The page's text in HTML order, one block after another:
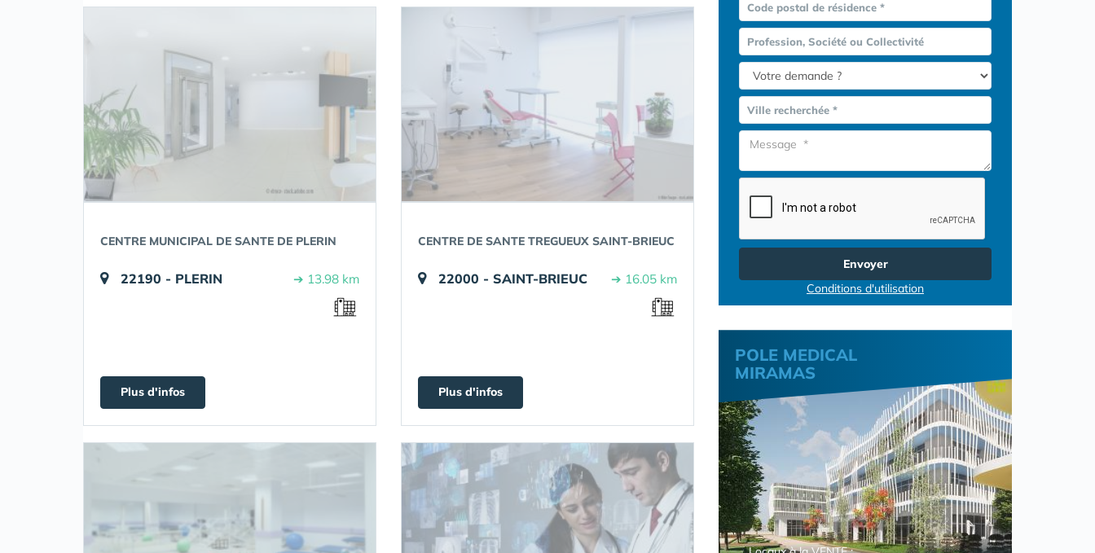
CENTRE MUNICIPAL DE SANTE DE PLERIN
22190 - PLERIN ➔ 13.98 km
Plus d'infos
CENTRE DE SANTE TREGUEUX SAINT-BRIEUC
22000 - SAINT-BRIEUC ➔ 16.05 km
Plus d'infos
Code postal de résidence *
Profession, Société ou Collectivité
Ville recherchée *
Envoyer
Conditions d'utilisation
POLE MEDICAL
MIRAMAS